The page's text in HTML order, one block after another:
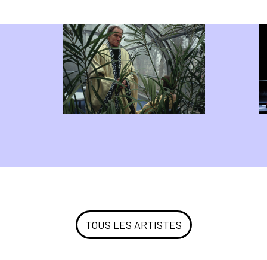
TOUS LES ARTISTES